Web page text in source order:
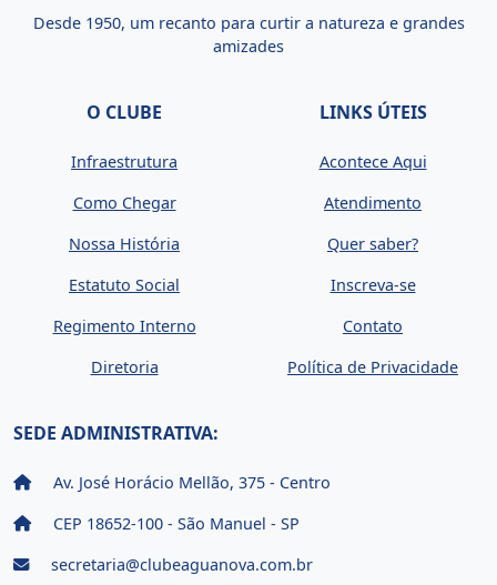
Desde 1950, um recanto para curtir a natureza e grandes
amizades
O CLUBE
Infraestrutura
Como Chegar
Nossa História
Estatuto Social
Regimento Interno
Diretoria
LINKS ÚTEIS
Acontece Aqui
Atendimento
Quer saber?
Inscreva-se
Contato
Política de Privacidade
SEDE ADMINISTRATIVA:
Av. José Horácio Mellão, 375 - Centro
CEP 18652-100 - São Manuel - SP
secretaria@clubeaguanova.com.br